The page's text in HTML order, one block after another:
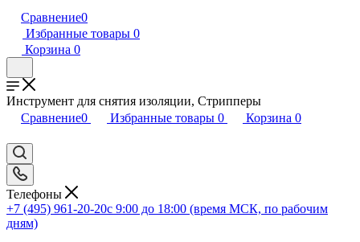
Сравнение0
Избранные товары 0
Корзина 0
Инструмент для снятия изоляции, Стрипперы
Сравнение0 Избранные товары 0 Корзина 0
Телефоны
+7 (495) 961-20-20с 9:00 до 18:00 (время МСК, по рабочим
дням)